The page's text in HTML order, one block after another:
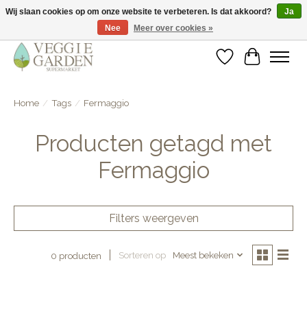
vegan & veggie products | free store pick-up
Verlanglijst
Home / Tags / Fermaggio
Producten getagd met
Fermaggio
Filters weergeven
0 producten Sorteren op Meest bekeken
Wij slaan cookies op om onze website te verbeteren. Is dat akkoord?
Ja
Nee
Meer over cookies »